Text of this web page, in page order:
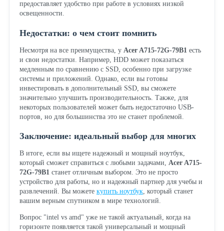
предоставляет удобство при работе в условиях низкой
освещенности.
Недостатки: о чем стоит помнить
Несмотря на все преимущества, у Acer A715-72G-79B1 есть
и свои недостатки. Например, HDD может показаться
медленным по сравнению с SSD, особенно при загрузке
системы и приложений. Однако, если вы готовы
инвестировать в дополнительный SSD, вы сможете
значительно улучшить производительность. Также, для
некоторых пользователей может быть недостаточно USB-
портов, но для большинства это не станет проблемой.
Заключение: идеальный выбор для многих
В итоге, если вы ищете надежный и мощный ноутбук,
который сможет справиться с любыми задачами, Acer A715-
72G-79B1 станет отличным выбором. Это не просто
устройство для работы, но и надежный партнер для учебы и
развлечений. Вы можете купить ноутбук, который станет
вашим верным спутником в мире технологий.
Вопрос "intel vs amd" уже не такой актуальный, когда на
горизонте появляется такой универсальный и мощный